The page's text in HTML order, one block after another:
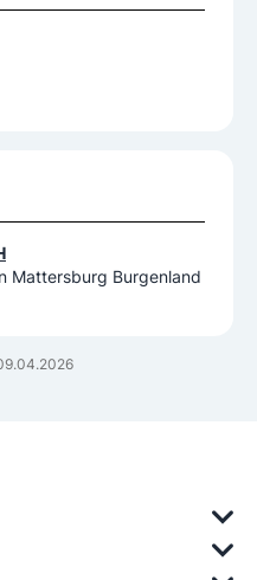
Mattersburg Burgenland